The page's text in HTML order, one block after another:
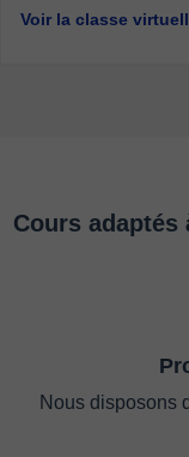
Voir la classe
Cours adaptés
Nous disposons